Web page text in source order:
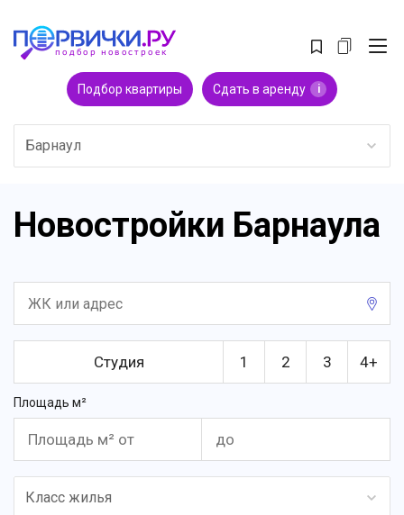
Подбор квартиры Сдать в аренду i
Барнаул
Новостройки Барнаула
Студия 1 2 3 4+
Площадь м²
Класс жилья